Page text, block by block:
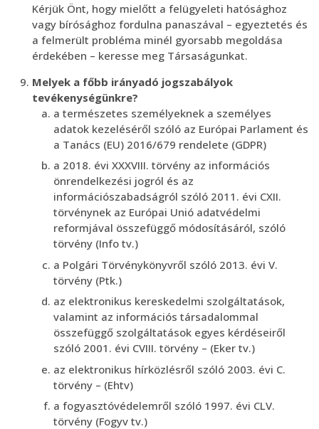
Kérjük Önt, hogy mielőtt a felügyeleti hatósághoz
vagy bírósághoz fordulna panaszával – egyeztetés és
a felmerült probléma minél gyorsabb megoldása
érdekében – keresse meg Társaságunkat.
Melyek a főbb irányadó jogszabályok
tevékenységünkre?
a természetes személyeknek a személyes
adatok kezeléséről szóló az Európai Parlament és
a Tanács (EU) 2016/679 rendelete (GDPR)
a 2018. évi XXXVIII. törvény az információs
önrendelkezési jogról és az
információszabadságról szóló 2011. évi CXII.
törvénynek az Európai Unió adatvédelmi
reformjával összefüggő módosításáról, szóló
törvény (Info tv.)
a Polgári Törvénykönyvről szóló 2013. évi V.
törvény (Ptk.)
az elektronikus kereskedelmi szolgáltatások,
valamint az információs társadalommal
összefüggő szolgáltatások egyes kérdéseiről
szóló 2001. évi CVIII. törvény – (Eker tv.)
az elektronikus hírközlésről szóló 2003. évi C.
törvény – (Ehtv)
a fogyasztóvédelemről szóló 1997. évi CLV.
törvény (Fogyv tv.)